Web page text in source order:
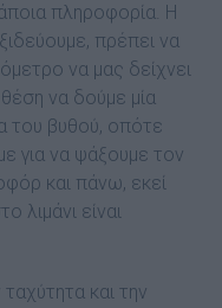
πληροφορία. Η
πρέπει να
να μας δείχνει
να δούμε μία
του βυθού, οπότε
για να ψάξουμε τον
και πάνω, εκεί
λιμάνι είναι
και την